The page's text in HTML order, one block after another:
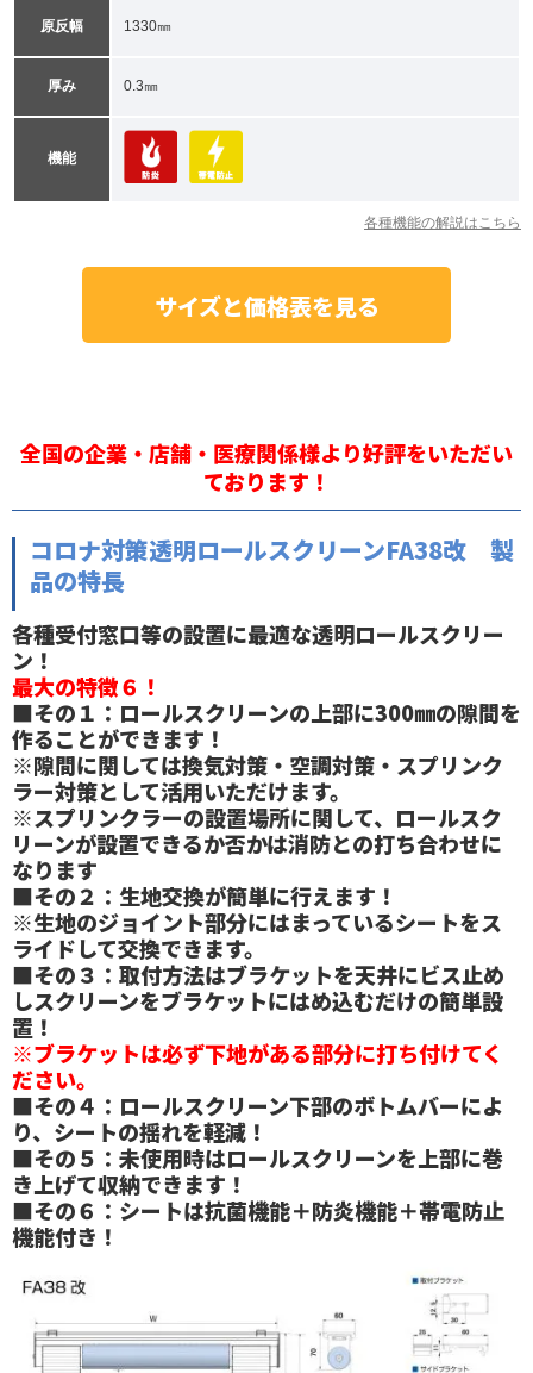
原反幅 1330㎜
厚み 0.3㎜
機能
各種機能の解説はこちら
サイズと価格表を見る
全国の企業・店舗・医療関係様より好評をいただい
ております！
コロナ対策透明ロールスクリーンFA38改 製
品の特長
各種受付窓口等の設置に最適な透明ロールスクリー
ン！
最大の特徴６！
■その１：ロールスクリーンの上部に300㎜の隙間を
作ることができます！
※隙間に関しては換気対策・空調対策・スプリンク
ラー対策として活用いただけます。
※スプリンクラーの設置場所に関して、ロールスク
リーンが設置できるか否かは消防との打ち合わせに
なります
■その２：生地交換が簡単に行えます！
※生地のジョイント部分にはまっているシートをス
ライドして交換できます。
■その３：取付方法はブラケットを天井にビス止め
しスクリーンをブラケットにはめ込むだけの簡単設
置！
※ブラケットは必ず下地がある部分に打ち付けてく
ださい。
■その４：ロールスクリーン下部のボトムバーによ
り、シートの揺れを軽減！
■その５：未使用時はロールスクリーンを上部に巻
き上げて収納できます！
■その６：シートは抗菌機能＋防炎機能＋帯電防止
機能付き！